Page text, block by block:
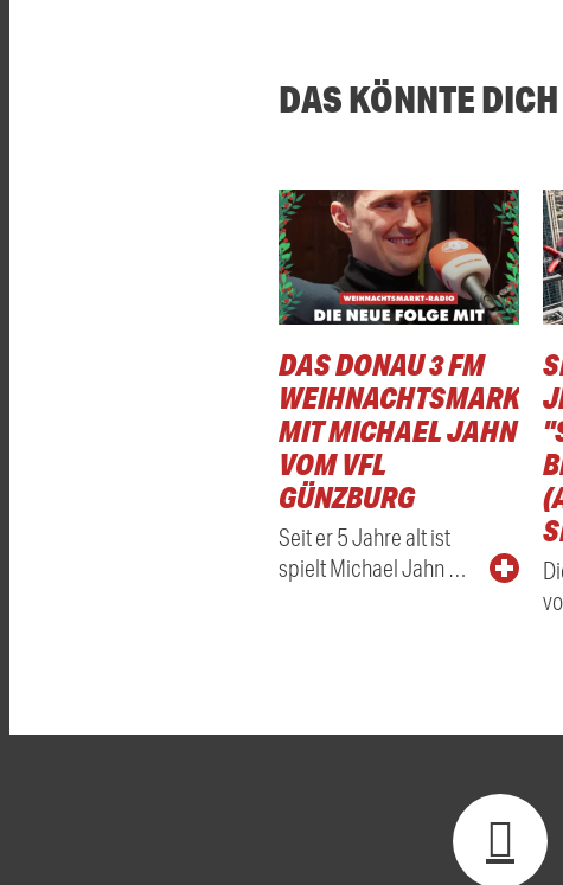
DAS KÖNNTE
DAS DONAU 3 FM
MIT MICHAEL JAHN
VOM VFL
GÜNZBURG
Seit er 5 Jahre alt ist
spielt Michael Jahn …